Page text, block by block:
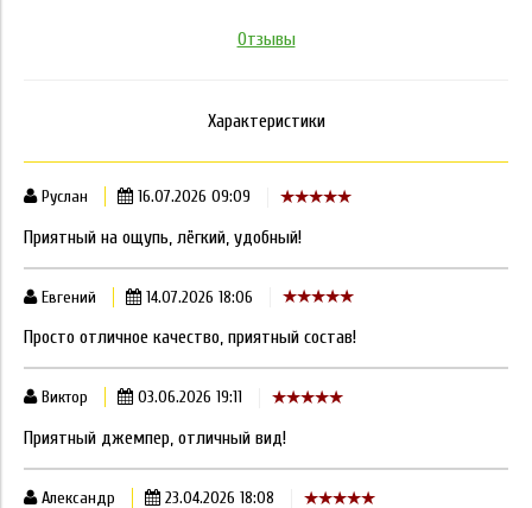
Отзывы
Характеристики
Руслан 16.07.2026 09:09
Приятный на ощупь, лёгкий, удобный!
Евгений 14.07.2026 18:06
Просто отличное качество, приятный состав!
Виктор 03.06.2026 19:11
Приятный джемпер, отличный вид!
Александр 23.04.2026 18:08